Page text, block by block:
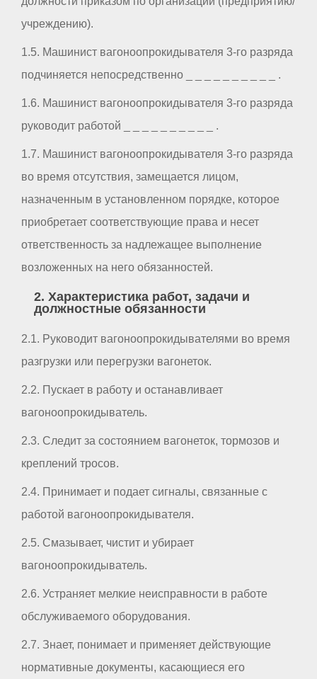
учреждению).
1.5. Машинист вагоноопрокидывателя 3-го разряда
подчиняется непосредственно _ _ _ _ _ _ _ _ _ _ .
1.6. Машинист вагоноопрокидывателя 3-го разряда
руководит работой _ _ _ _ _ _ _ _ _ _ .
1.7. Машинист вагоноопрокидывателя 3-го разряда
во время отсутствия, замещается лицом,
назначенным в установленном порядке, которое
приобретает соответствующие права и несет
ответственность за надлежащее выполнение
возложенных на него обязанностей.
2. Характеристика работ, задачи и
должностные обязанности
2.1. Руководит вагоноопрокидывателями во время
разгрузки или перегрузки вагонеток.
2.2. Пускает в работу и останавливает
вагоноопрокидыватель.
2.3. Следит за состоянием вагонеток, тормозов и
креплений тросов.
2.4. Принимает и подает сигналы, связанные с
работой вагоноопрокидывателя.
2.5. Смазывает, чистит и убирает
вагоноопрокидыватель.
2.6. Устраняет мелкие неисправности в работе
обслуживаемого оборудования.
2.7. Знает, понимает и применяет действующие
нормативные документы, касающиеся его